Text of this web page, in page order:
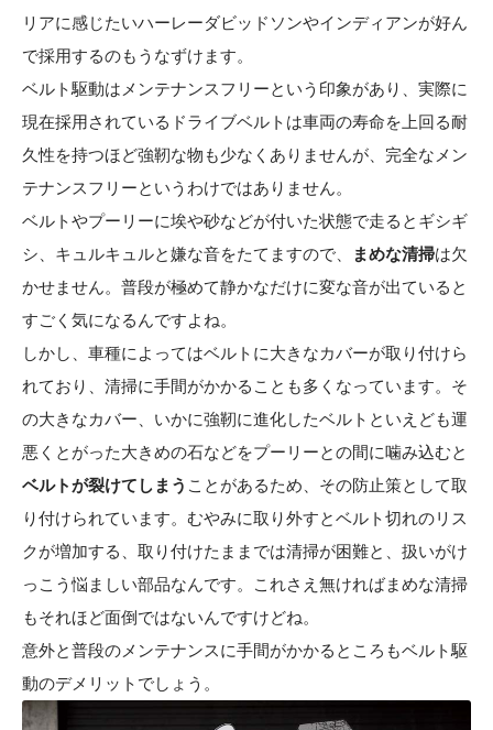
リアに感じたいハーレーダビッドソンやインディアンが好ん
で採用するのもうなずけます。
ベルト駆動はメンテナンスフリーという印象があり、実際に
現在採用されているドライブベルトは車両の寿命を上回る耐
久性を持つほど強靭な物も少なくありませんが、完全なメン
テナンスフリーというわけではありません。
ベルトやプーリーに埃や砂などが付いた状態で走るとギシギ
シ、キュルキュルと嫌な音をたてますので、
まめな清掃は欠
かせません。普段が極めて静かなだけに変な音が出ていると
すごく気になるんですよね。
しかし、車種によってはベルトに大きなカバーが取り付けら
れており、清掃に手間がかかることも多くなっています。そ
の大きなカバー、いかに強靭に進化したベルトといえども運
悪くとがった大きめの石などをプーリーとの間に噛み込むと
ベルトが裂けてしまう ことがあるため、その防止策として取
り付けられています。むやみに取り外すとベルト切れのリス
クが増加する、取り付けたままでは清掃が困難と、扱いがけ
っこう悩ましい部品なんです。これさえ無ければまめな清掃
もそれほど面倒ではないんですけどね。
意外と普段のメンテナンスに手間がかかるところもベルト駆
動のデメリットでしょう。